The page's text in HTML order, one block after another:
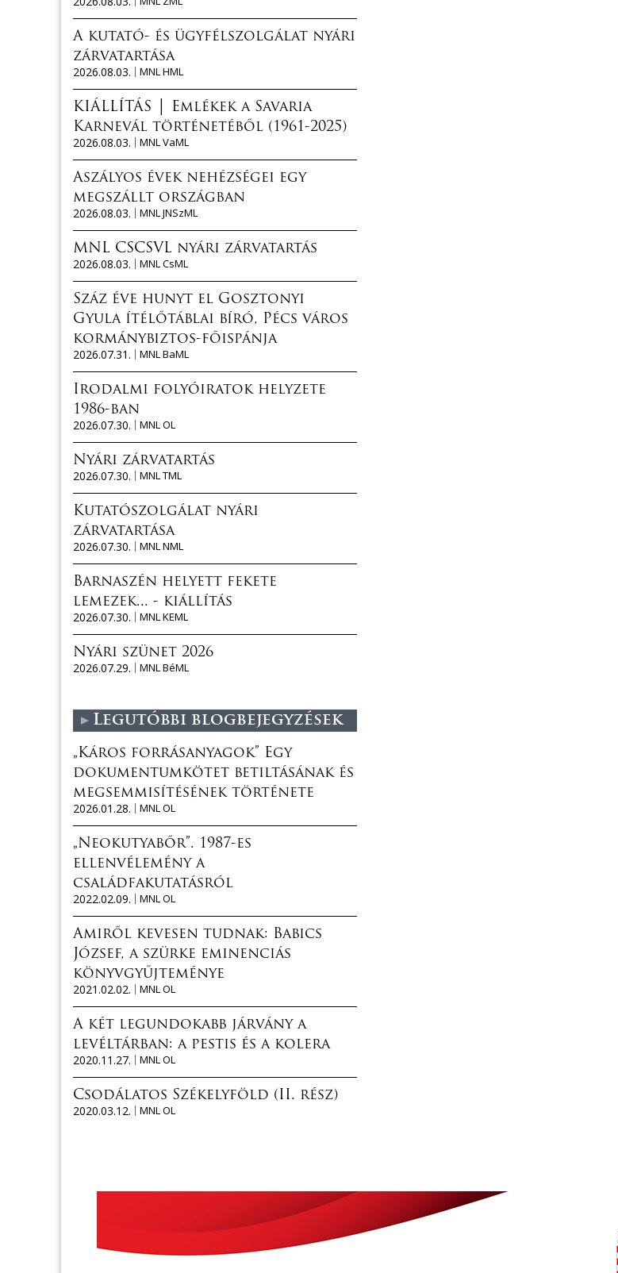
A kutató- és ügyfélszolgálat nyári
zárvatartása
2026.08.03.
MNL HML
KIÁLLÍTÁS │ Emlékek a Savaria
Karnevál történetéből (1961-2025)
2026.08.03.
MNL VaML
Aszályos évek nehézségei egy
megszállt országban
2026.08.03.
MNL JNSzML
MNL CSCSVL nyári zárvatartás
2026.08.03.
MNL CsML
Száz éve hunyt el Gosztonyi
Gyula ítélőtáblai bíró, Pécs város
kormánybiztos-főispánja
2026.07.31.
MNL BaML
Irodalmi folyóiratok helyzete
1986-ban
2026.07.30.
MNL OL
Nyári zárvatartás
2026.07.30.
MNL TML
Kutatószolgálat nyári
zárvatartása
2026.07.30.
MNL NML
Barnaszén helyett fekete
lemezek... - kiállítás
2026.07.30.
MNL KEML
Nyári szünet 2026
2026.07.29.
MNL BéML
Legutóbbi blogbejegyzések
„Káros forrásanyagok” Egy
dokumentumkötet betiltásának és
megsemmisítésének története
2026.01.28.
MNL OL
„Neokutyabőr”. 1987-es
ellenvélemény a
családfakutatásról
2022.02.09.
MNL OL
Amiről kevesen tudnak: Babics
József, a szürke eminenciás
könyvgyűjteménye
2021.02.02.
MNL OL
A két legundokabb járvány a
levéltárban: a pestis és a kolera
2020.11.27.
MNL OL
Csodálatos Székelyföld (II. rész)
2020.03.12.
MNL OL